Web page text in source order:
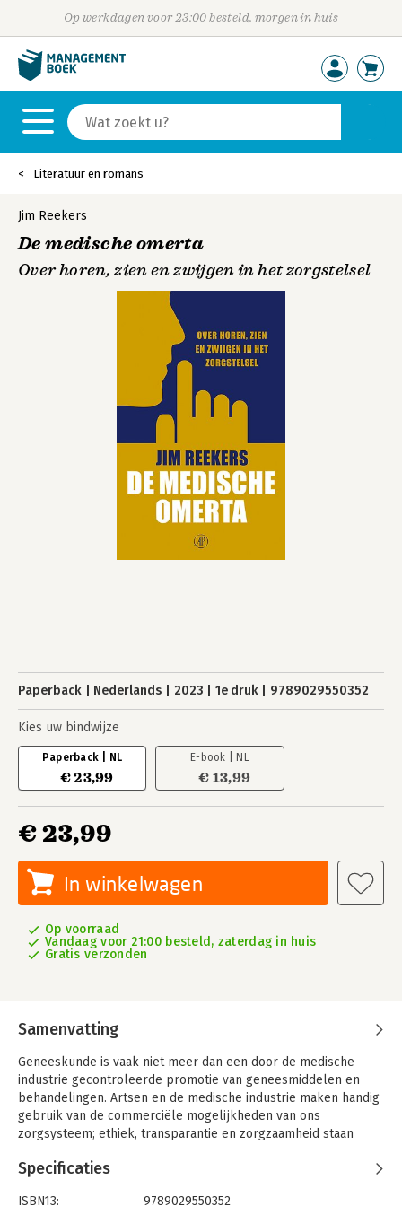
Op werkdagen voor 23:00 besteld, morgen in huis
Literatuur en romans
Jim Reekers
De medische omerta
Over horen, zien en zwijgen in het zorgstelsel
Paperback Nederlands 2023 1e druk 9789029550352
Kies uw bindwijze
Paperback | NL
€ 23,99
E-book | NL
€ 13,99
€ 23,99
In winkelwagen
Op voorraad
Vandaag voor 21:00 besteld, zaterdag in huis
Gratis verzonden
Samenvatting
Geneeskunde is vaak niet meer dan een door de medische
industrie gecontroleerde promotie van geneesmiddelen en
behandelingen. Artsen en de medische industrie maken handig
gebruik van de commerciële mogelijkheden van ons
zorgsysteem; ethiek, transparantie en zorgzaamheid staan
een betere behandeling onthouden, alleen vanwege het
Specificaties
ISBN13:
9789029550352